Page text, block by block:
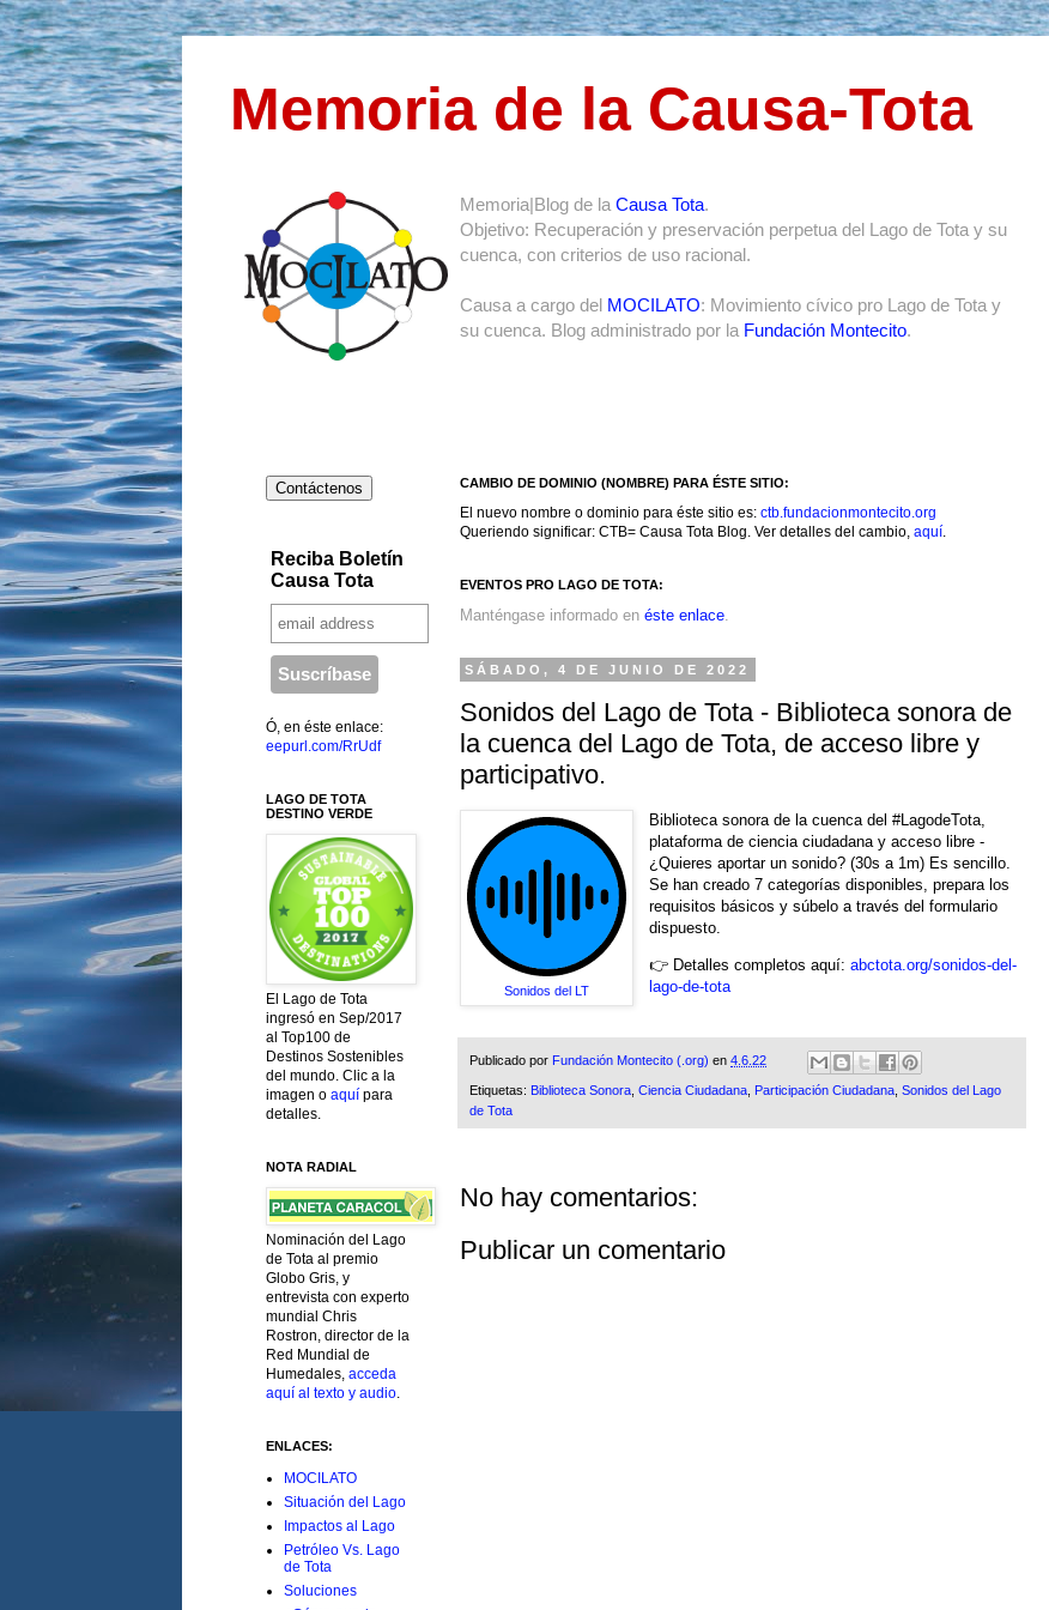
Memoria de la Causa-Tota
Memoria|Blog de la Causa Tota.
Objetivo: Recuperación y preservación perpetua del Lago de Tota y su
cuenca, con criterios de uso racional.
Causa a cargo del MOCILATO: Movimiento cívico pro Lago de Tota y
su cuenca. Blog administrado por la Fundación Montecito.
CAMBIO DE DOMINIO (NOMBRE) PARA ÉSTE SITIO:
El nuevo nombre o dominio para éste sitio es: ctb.fundacionmontecito.org
Queriendo significar: CTB= Causa Tota Blog. Ver detalles del cambio, aquí.
EVENTOS PRO LAGO DE TOTA:
Manténgase informado en éste enlace.
SÁBADO, 4 DE JUNIO DE 2022
Sonidos del Lago de Tota - Biblioteca sonora de
la cuenca del Lago de Tota, de acceso libre y
participativo.
Sonidos del LT
Biblioteca sonora de la cuenca del #LagodeTota,
plataforma de ciencia ciudadana y acceso libre -
¿Quieres aportar un sonido? (30s a 1m) Es sencillo.
Se han creado 7 categorías disponibles, prepara los
requisitos básicos y súbelo a través del formulario
dispuesto.
👉 Detalles completos aquí:abctota.org/sonidos-del-
lago-de-tota
Publicado por Fundación Montecito (.org) en 4.6.22
Etiquetas: Biblioteca Sonora Ciencia Ciudadana Participación Ciudadana Sonidos del Lago
de Tota
No hay comentarios:
Publicar un comentario
Contáctenos
Reciba Boletín
Causa Tota
Ó, en éste enlace:
eepurl.com/RrUdf
LAGO DE TOTA
DESTINO VERDE
El Lago de Tota
ingresó en Sep/2017
al Top100 de
Destinos Sostenibles
del mundo. Clic a la
imagen o aquí para
detalles.
NOTA RADIAL
Nominación del Lago
de Tota al premio
Globo Gris, y
entrevista con experto
mundial Chris
Rostron, director de la
Red Mundial de
Humedales, acceda
aquí al texto y audio.
ENLACES:
MOCILATO
Situación del Lago
Impactos al Lago
Petróleo Vs. Lago
de Tota
Soluciones